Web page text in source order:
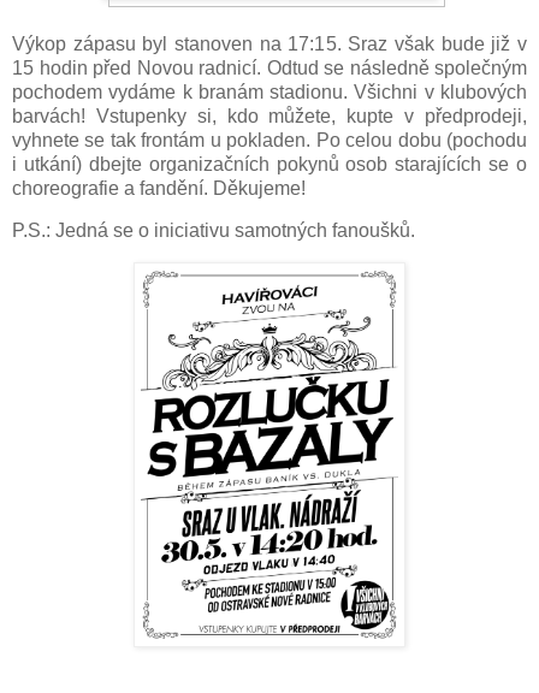
Výkop zápasu byl stanoven na 17:15. Sraz však bude již v
15 hodin před Novou radnicí. Odtud se následně společným
pochodem vydáme k branám stadionu. Všichni v klubových
barvách! Vstupenky si, kdo můžete, kupte v předprodeji,
vyhnete se tak frontám u pokladen. Po celou dobu (pochodu
i utkání) dbejte organizačních pokynů osob starajících se o
choreografie a fandění. Děkujeme!
P.S.: Jedná se o iniciativu samotných fanoušků.